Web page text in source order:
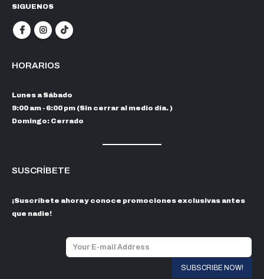
SIGUENOS
HORARIOS
Lunes a Sábado
9:00 am - 6:00 pm (Sin cerrar al medio día. )
Domingo: Cerrado
SUSCRÍBETE
¡Suscríbete ahora y conoce promociones exclusivas antes
que nadie!